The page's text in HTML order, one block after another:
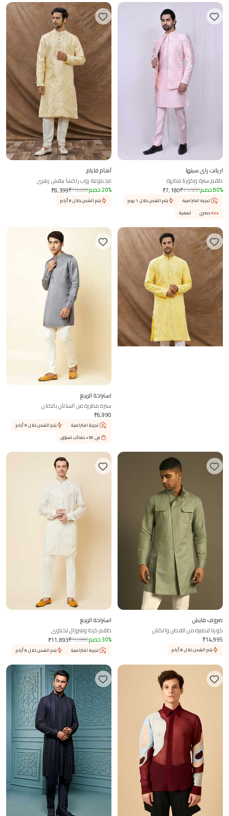
اريانت راي سينها
طقم سترة وكورتا مطرزة
₹7,180₹35,900 80% خصم
تجربة افتراضية
يتم الشحن خلال 1 يوم
Azaحصري تصفية
آهام فايام
مجموعة روب راكشا بنقش زهري
₹8,399₹10,499 20% خصم
يتم الشحن خلال 8 أيام
استراحة الربيع
سترة مطرزة من الساتان بالكتان
₹6,990
تجربة افتراضية
يتم الشحن خلال 9 أيام
في 50+ حقائب تسوّق
ضروف فايش
كورتا قصيرة من القطن والكتان
₹14,995
يتم الشحن خلال 8 أيام
استراحة الربيع
طقم كرتة وشروال لكناوي
₹11,893₹16,990 30% خصم
تجربة افتراضية يتم الشحن خلال 8 أيام